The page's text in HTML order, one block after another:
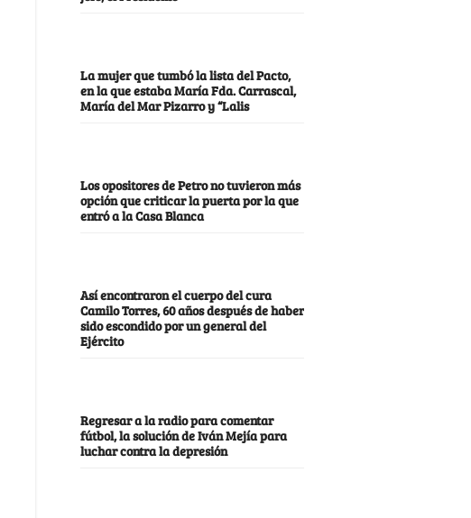
La mujer que tumbó la lista del Pacto,
en la que estaba María Fda. Carrascal,
María del Mar Pizarro y “Lalis
Los opositores de Petro no tuvieron más
opción que criticar la puerta por la que
entró a la Casa Blanca
Así encontraron el cuerpo del cura
Camilo Torres, 60 años después de haber
sido escondido por un general del
Ejército
Regresar a la radio para comentar
fútbol, la solución de Iván Mejía para
luchar contra la depresión